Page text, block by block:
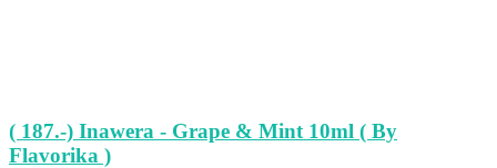
( 187.-) Inawera - Grape & Mint 10ml ( By
Flavorika )